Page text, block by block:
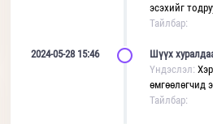
эсэхийг
Тайлбар:
2024-05-28 15:46
Шүүх
Үндэслэл:
өмгөөлөгчид
Тайлбар: